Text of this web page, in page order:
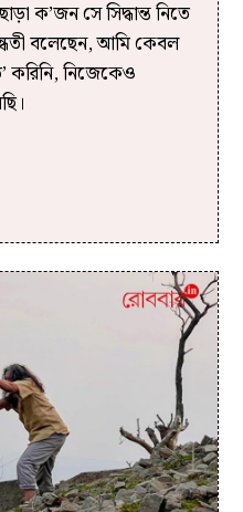
ক’জন সে সিদ্ধান্ত নিতে
বলেছেন, আমি কেবল
করিনি, নিজেকেও